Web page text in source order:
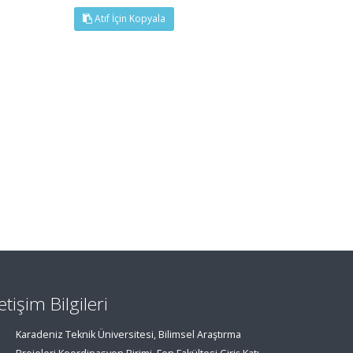
Atıf İçin Kopyala
Bilgileri
Karadeniz Teknik Üniversitesi, Bilimsel Araştırma